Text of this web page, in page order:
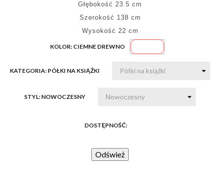
Głębokość 23.5 cm
Szerokość 138 cm
Wysokość 22 cm
KOLOR: CIEMNE DREWNO
KATEGORIA: PÓŁKI NA KSIĄŻKI
STYL: NOWOCZESNY
DOSTĘPNOŚĆ: